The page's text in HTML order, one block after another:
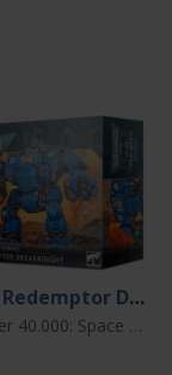
Primaris Redemptor Dreadnought
Warhammer 40.000: Space Marines